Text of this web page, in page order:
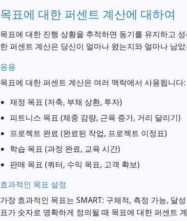
목표에 대한 퍼센트 계산에 대하여
목표에 대한 진행 상황을 추적하면 동기를 유지하고
한 퍼센트 계산은 당신이 얼마나 왔는지와 얼마나 남
응용
목표에 대한 퍼센트 계산은 여러 맥락에서 사용됩니다:
재정 목표 (저축, 부채 상환, 투자)
피트니스 목표 (체중 감량, 근육 증가, 거리 달리기)
프로젝트 완료 (완료된 작업, 프로젝트 이정표)
학습 목표 (과정 완료, 교육 시간)
판매 목표 (쿼터, 수익 목표, 고객 확보)
효과적인 목표 설정
가장 효과적인 목표는 SMART: 구체적, 측정 가능, 달
표가 숫자로 명확하게 정의될 때 목표에 대한 퍼센트